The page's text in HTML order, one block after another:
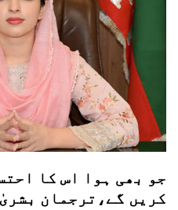
جو بھی ہوا اس کا
کریں گے،ترجمان